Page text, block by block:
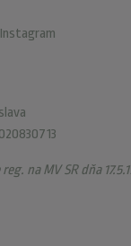
na MV SR dňa
Instagram